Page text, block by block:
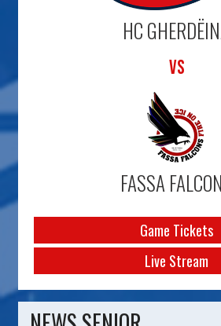
HC
VS
FASSA
Game Tickets
Live Stream